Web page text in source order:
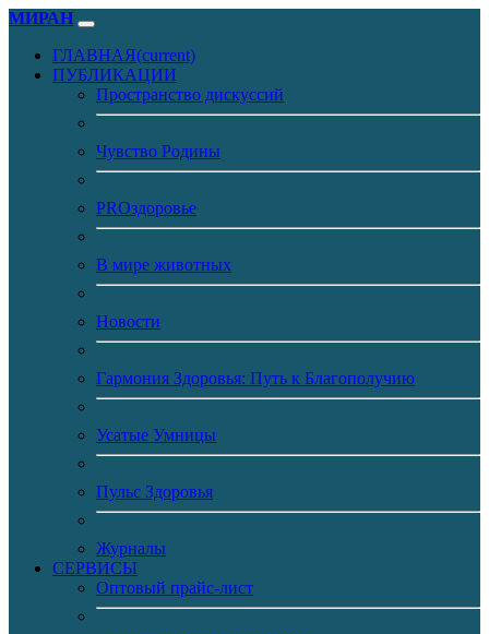
МИРАН
ГЛАВНАЯ(current)
ПУБЛИКАЦИИ
Пространство дискуссий
Чувство Родины
PROздоровье
В мире животных
Новости
Гармония Здоровья: Путь к Благополучию
Усатые Умницы
Пульс Здоровья
Журналы
CЕРВИСЫ
Оптовый прайс-лист